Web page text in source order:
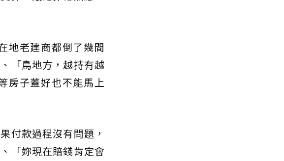
地老建商都倒了幾間
「鳥地方，越持有越
房子蓋好也不能馬上
付款過程沒有問題，
「妳現在賠錢肯定會